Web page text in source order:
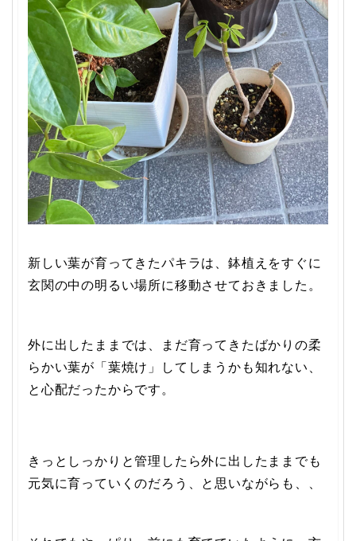
新しい葉が育ってきたパキラは、鉢植えをすぐに
玄関の中の明るい場所に移動させておきました。
外に出したままでは、まだ育ってきたばかりの柔
らかい葉が「葉焼け」してしまうかも知れない、
と心配だったからです。
きっとしっかりと管理したら外に出したままでも
元気に育っていくのだろう、と思いながらも、、